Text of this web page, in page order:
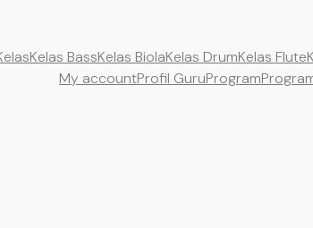
Kelas BassKelas BiolaKelas DrumKelas Flute
My accountProfil GuruProgram